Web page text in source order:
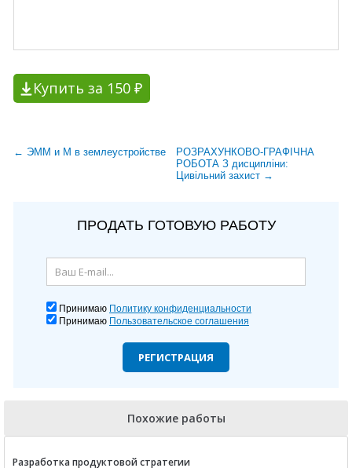
Купить за 150 ₽
← ЭММ и М в землеустройстве
РОЗРАХУНКОВО-ГРАФІЧНА
РОБОТА З дисципліни:
Цивільний захист →
ПРОДАТЬ ГОТОВУЮ РАБОТУ
Принимаю Политику конфиденциальности
Принимаю Пользовательское соглашения
РЕГИСТРАЦИЯ
Похожие работы
Разработка продуктовой стратегии